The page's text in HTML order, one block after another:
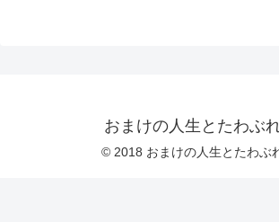
おまけの人生とたわぶ
© 2018 おまけの人生とたわぶ